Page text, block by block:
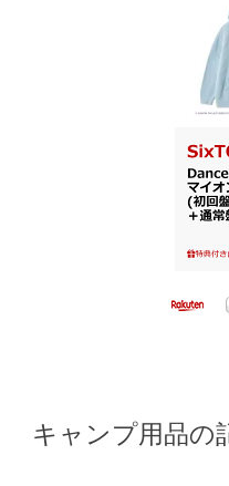
キャンプ用品の